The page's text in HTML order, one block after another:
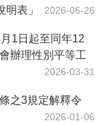
表」
2026-06-26
1日起至同年12
辦理性別平等工
2026-03-31
之3規定解釋令
2026-01-06